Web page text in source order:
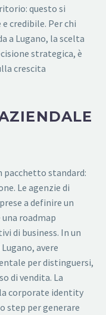
questo si
credibile. Per chi
a Lugano, la scelta
strategica, è
crescita
pacchetto standard:
Le agenzie di
a definire un
roadmap
di business. In un
avere
per distinguersi,
di vendita. La
corporate identity
step per generare